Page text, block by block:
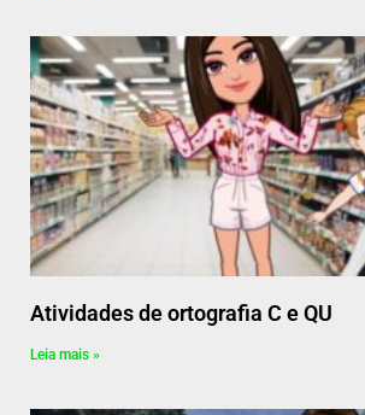
Atividades de ortografia C e QU
Leia mais »